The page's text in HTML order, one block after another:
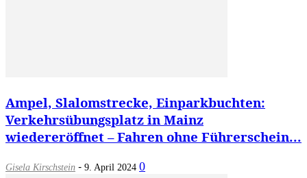
Ampel, Slalomstrecke, Einparkbuchten:
Verkehrsübungsplatz in Mainz
wiedereröffnet – Fahren ohne Führerschein...
Gisela Kirschstein - 9. April 2024 0